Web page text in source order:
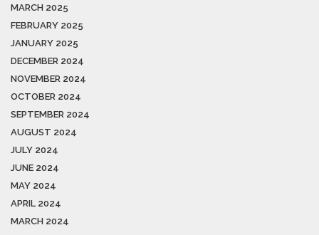
MARCH 2025
FEBRUARY 2025
JANUARY 2025
DECEMBER 2024
NOVEMBER 2024
OCTOBER 2024
SEPTEMBER 2024
AUGUST 2024
JULY 2024
JUNE 2024
MAY 2024
APRIL 2024
MARCH 2024